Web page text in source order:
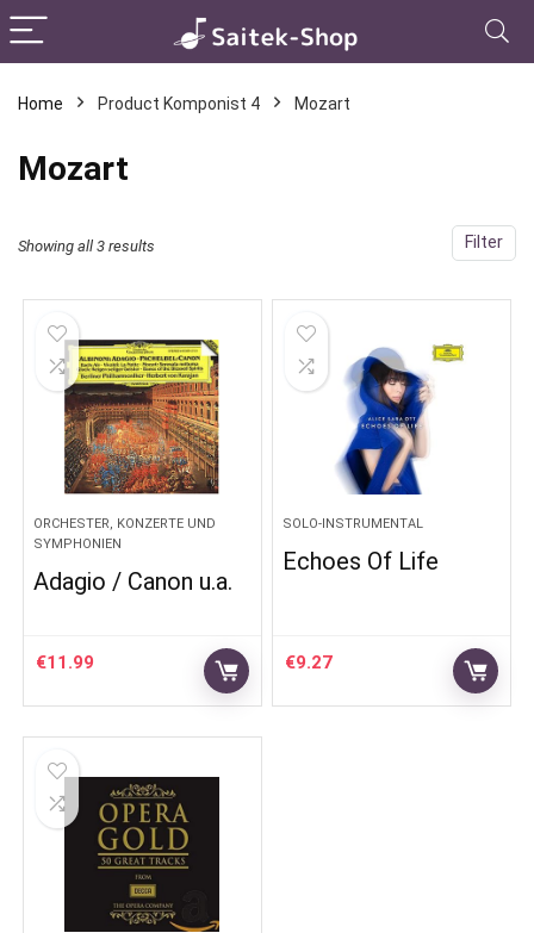
Home Product Komponist 4 Mozart
Mozart
Filter
Showing all 3 results
ORCHESTER, KONZERTE UND
SYMPHONIEN
Adagio / Canon u.a.
€11.99
SOLO-INSTRUMENTAL
Echoes Of Life
€9.27